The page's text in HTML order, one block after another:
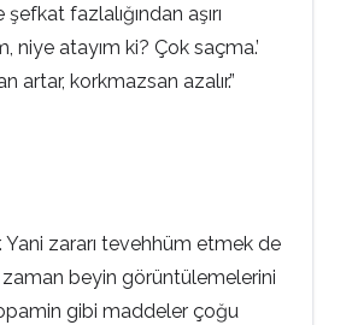
fazlalığından aşırı
niye atayım ki? Çok saçma.’
korkmazsan azalır.”
Yani zararı tevehhüm etmek de
zaman beyin görüntülemelerini
gibi maddeler çoğu